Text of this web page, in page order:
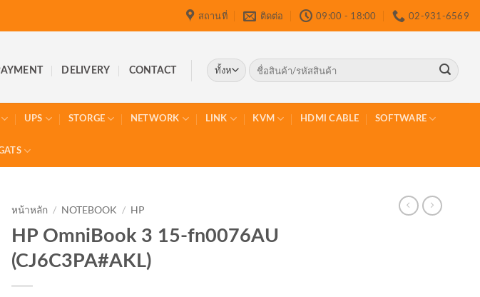
สถานที่ ติดต่อ 09:00 - 18:00 02-931-6569
DELIVERY CONTACT
ค้นหา:
UPS STORGE NETWORK LINK KVM HDMI CABLE SOFTWARE
หน้าหลัก / NOTEBOOK / HP
HP OmniBook 3 15-fn0076AU
(CJ6C3PA#AKL)